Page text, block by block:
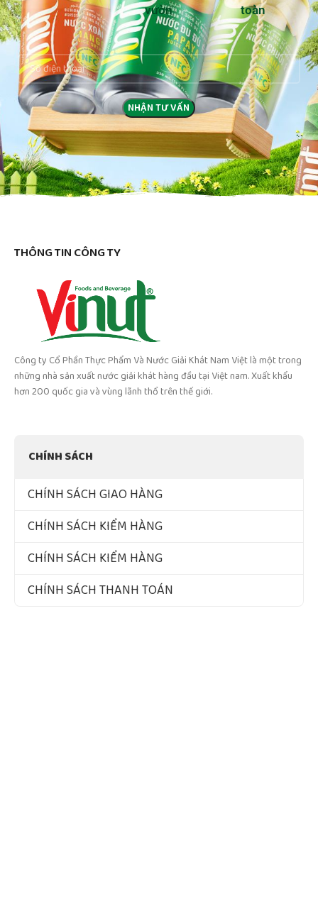
vườn
toàn
THÔNG TIN CÔNG TY
Công ty Cổ Phần Thực Phẩm Và Nước Giải Khát Nam Việt là một trong
những nhà sản xuất nước giải khát hàng đầu tại Việt nam. Xuất khẩu
hơn 200 quốc gia và vùng lãnh thổ trên thế giới.
CHÍNH SÁCH
CHÍNH SÁCH GIAO HÀNG
CHÍNH SÁCH KIỂM HÀNG
CHÍNH SÁCH KIỂM HÀNG
CHÍNH SÁCH THANH TOÁN